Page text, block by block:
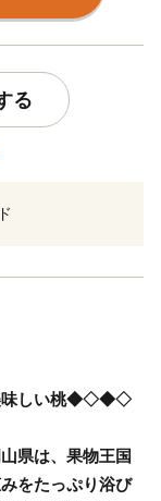
る
味しい桃◆◇◆◇
県は、果物王国
をたっぷり浴び